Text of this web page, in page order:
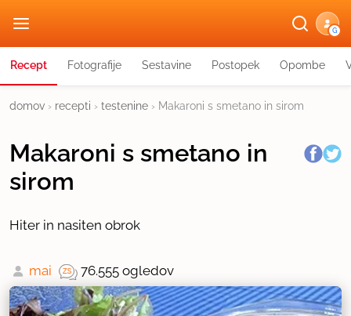
G
Recept Fotografije Sestavine Postopek Opombe
domov › recepti › testenine › Makaroni s smetano in sirom
Makaroni s smetano in
sirom
Hiter in nasiten obrok
mai 76.555 ogledov